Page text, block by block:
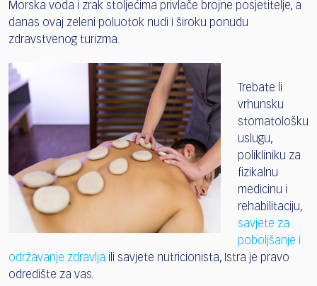
Morska voda i zrak stoljećima privlače brojne posjetitelje, a
danas ovaj zeleni poluotok nudi i široku ponudu
zdravstvenog turizma.
Trebate li
vrhunsku
stomatološku
uslugu,
polikliniku za
fizikalnu
medicinu i
rehabilitaciju,
savjete za
poboljšanje i
održavanje zdravlja ili savjete nutricionista, Istra je pravo
odredište za vas.